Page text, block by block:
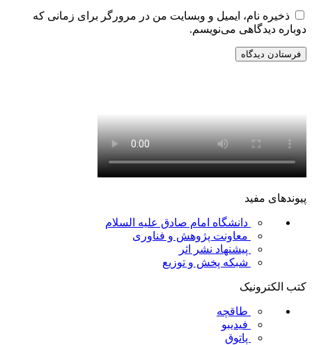
ذخیره نام، ایمیل و وبسایت من در مرورگر برای زمانی که
دوباره دیدگاهی می‌نویسم.
پیوندهای مفید
دانشگاه امام صادق علیه السلام
معاونت پژوهش و فناوری
پیشنهاد نشر اثر
شبکه پخش و توزیع
کتب الکترونیک
طاقچه
فیدیبو
پاتوق